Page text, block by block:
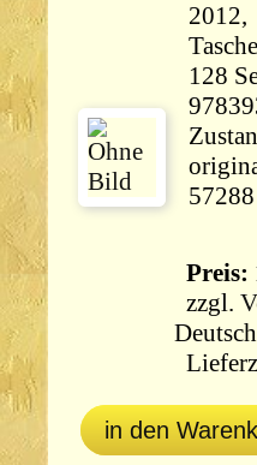
128 Seiten
57288
Preis:
zzgl.
in den